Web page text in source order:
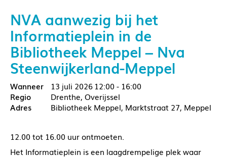
NVA aanwezig bij het
Informatieplein in de
Bibliotheek Meppel – Nva
Steenwijkerland-Meppel
13 juli 2026 12:00 - 16:00
Drenthe, Overijssel
Bibliotheek Meppel, Marktstraat 27, Meppel
12.00 tot 16.00 uur ontmoeten.
Het Informatieplein is een laagdrempelige plek waar